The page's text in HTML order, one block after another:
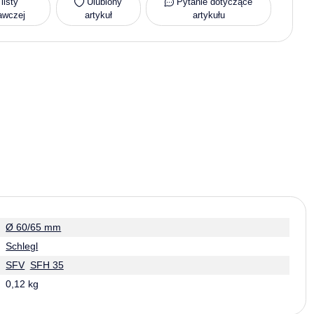
artykuł
artykułu
Ø 60/65 mm
Schlegl
SFV SFH 35
0,12 kg